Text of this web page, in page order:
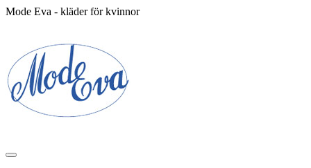
Mode Eva - kläder för kvinnor